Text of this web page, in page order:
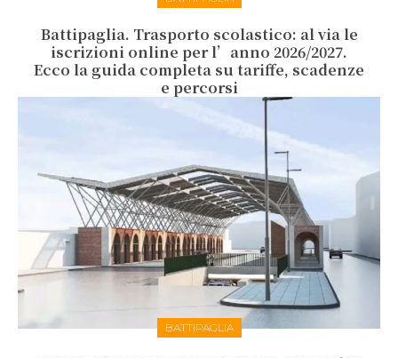
Battipaglia. Trasporto scolastico: al via le
iscrizioni online per l’anno 2026/2027.
Ecco la guida completa su tariffe, scadenze
e percorsi
BATTIPAGLIA